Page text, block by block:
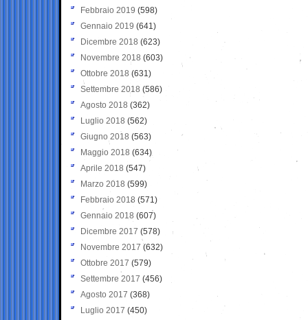
Febbraio 2019 (598)
Gennaio 2019 (641)
Dicembre 2018 (623)
Novembre 2018 (603)
Ottobre 2018 (631)
Settembre 2018 (586)
Agosto 2018 (362)
Luglio 2018 (562)
Giugno 2018 (563)
Maggio 2018 (634)
Aprile 2018 (547)
Marzo 2018 (599)
Febbraio 2018 (571)
Gennaio 2018 (607)
Dicembre 2017 (578)
Novembre 2017 (632)
Ottobre 2017 (579)
Settembre 2017 (456)
Agosto 2017 (368)
Luglio 2017 (450)